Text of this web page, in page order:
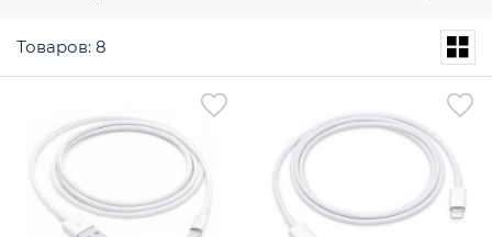
Товаров: 8